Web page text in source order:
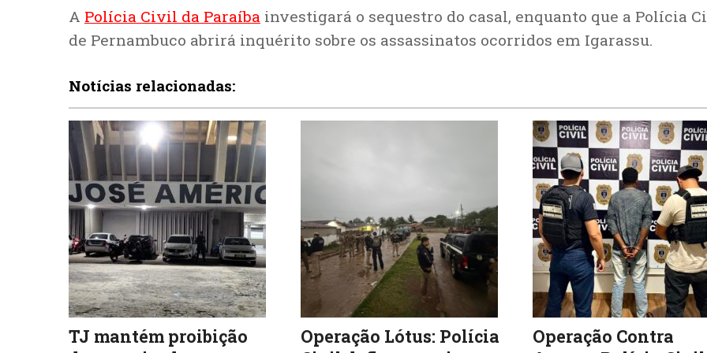
A Polícia Civil da Paraíba investigará o sequestro do casal, enquanto que a Polícia
de Pernambuco abrirá inquérito sobre os assassinatos ocorridos em Igarassu.
Notícias relacionadas:
TJ mantém proibição
Operação Lótus: Polícia
Operação Contra